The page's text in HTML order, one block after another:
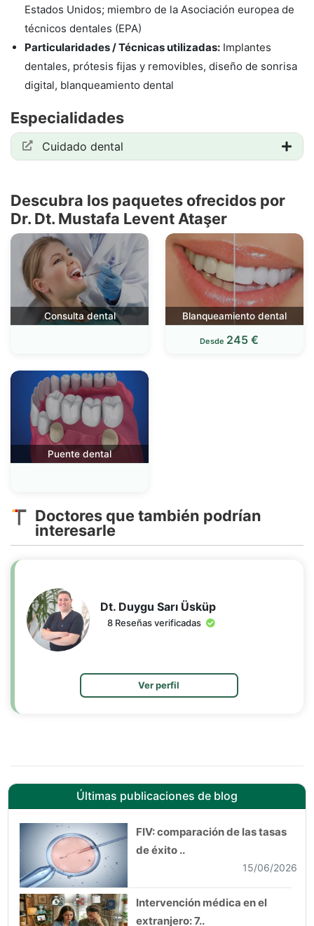
Estados Unidos; miembro de la Asociación europea de
técnicos dentales (EPA)
Particularidades / Técnicas utilizadas: Implantes
dentales, prótesis fijas y removibles, diseño de sonrisa
digital, blanqueamiento dental
Especialidades
Cuidado dental
Descubra los paquetes ofrecidos por
Dr. Dt. Mustafa Levent Ataşer
Consulta dental Blanqueamiento dental
Desde 245 €
Puente dental
Doctores que también podrían
interesarle
Dt. Duygu Sarı Üsküp
8 Reseñas verificadas
Ver perfil
Últimas publicaciones de blog
FIV: comparación de las tasas
de éxito ..
15/06/2026
Intervención médica en el
extranjero: 7..